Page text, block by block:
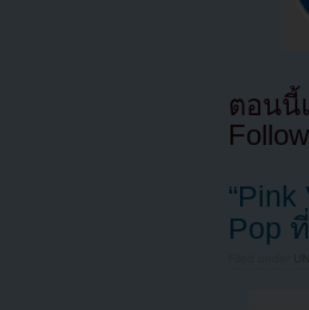
ตอนนี้
Pop